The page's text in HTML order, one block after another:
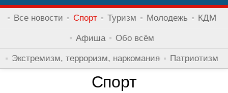
Все новости Спорт Туризм Молодежь КДМ
Афиша Обо всём
Экстремизм, терроризм, наркомания Патриотизм
Спорт